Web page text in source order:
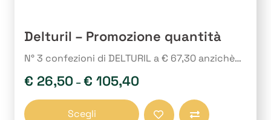
Delturil – Promozione quantità
N° 3 confezioni di DELTURIL a € 67,30 anzichè…
€ 26,50 –€ 105,40
Scegli
Questo